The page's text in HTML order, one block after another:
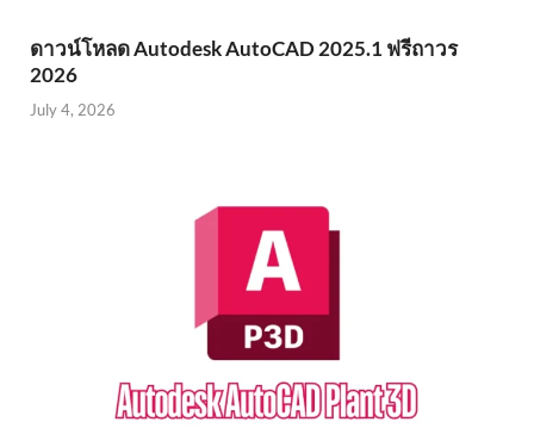
ดาวน์โหลด Autodesk AutoCAD 2025.1 ฟรีถาวร
2026
July 4, 2026